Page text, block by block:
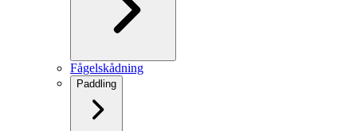
Fågelskådning
Paddling